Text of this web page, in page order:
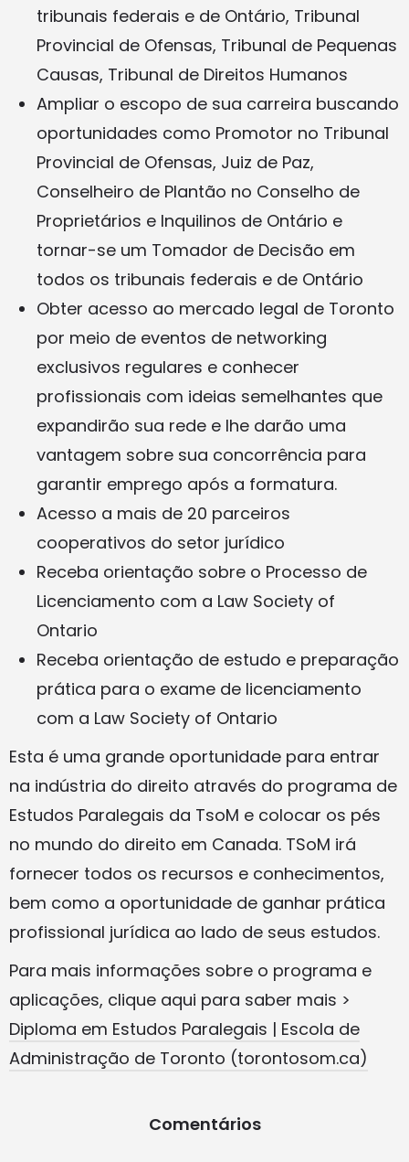
tribunais federais e de Ontário, Tribunal
Provincial de Ofensas, Tribunal de Pequenas
Causas, Tribunal de Direitos Humanos
Ampliar o escopo de sua carreira buscando
oportunidades como Promotor no Tribunal
Provincial de Ofensas, Juiz de Paz,
Conselheiro de Plantão no Conselho de
Proprietários e Inquilinos de Ontário e
tornar-se um Tomador de Decisão em
todos os tribunais federais e de Ontário
Obter acesso ao mercado legal de Toronto
por meio de eventos de networking
exclusivos regulares e conhecer
profissionais com ideias semelhantes que
expandirão sua rede e lhe darão uma
vantagem sobre sua concorrência para
garantir emprego após a formatura.
Acesso a mais de 20 parceiros
cooperativos do setor jurídico
Receba orientação sobre o Processo de
Licenciamento com a Law Society of
Ontario
Receba orientação de estudo e preparação
prática para o exame de licenciamento
com a Law Society of Ontario
Esta é uma grande oportunidade para entrar
na indústria do direito através do programa de
Estudos Paralegais da TsoM e colocar os pés
no mundo do direito em Canada. TSoM irá
fornecer todos os recursos e conhecimentos,
bem como a oportunidade de ganhar prática
profissional jurídica ao lado de seus estudos.
Para mais informações sobre o programa e
aplicações, clique aqui para saber mais >
Diploma em Estudos Paralegais | Escola de
Administração de Toronto (torontosom.ca)
Comentários